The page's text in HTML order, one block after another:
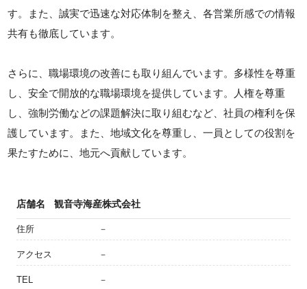
す。また、誠実で迅速な対応体制を整え、各営業所感での情報
共有も徹底しています。
さらに、職場環境の改善にも取り組んでいます。多様性を尊重
し、安全で開放的な職場環境を提供しています。人権を尊重
し、強制労働などの課題解決に取り組むなど、社員の権利を保
護しています。また、地域文化を尊重し、一員としての役割を
果たすために、地元へ貢献しています。
店舗名 観音寺海産株式会社
住所 －
アクセス －
TEL －